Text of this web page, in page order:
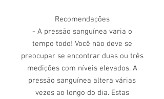
Recomendações
- A pressão sanguínea varia o
tempo todo! Você não deve se
preocupar se encontrar duas ou três
medições com níveis elevados. A
pressão sanguínea altera várias
vezes ao longo do dia. Estas